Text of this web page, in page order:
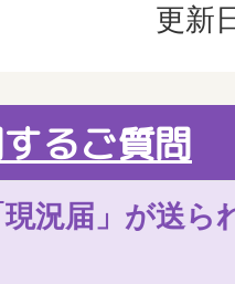
更新
るご質問
況届」が送ら